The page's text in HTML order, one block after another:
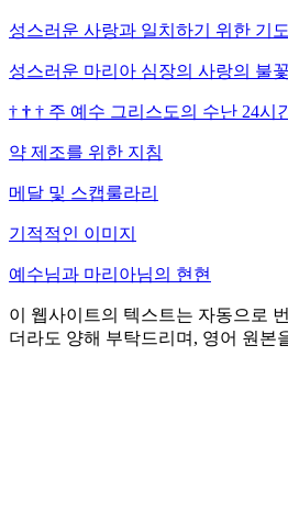
성스러운 사랑과 일치하기 위한 기도
성스러운 마리아 심장의 사랑의 불꽃
† † † 주 예수 그리스도의 수난 24시
약 제조를 위한 지침
메달 및 스캡룰라리
기적적인 이미지
예수님과 마리아님의 현현
이 웹사이트의 텍스트는 자동으로
더라도 양해 부탁드리며, 영어 원본